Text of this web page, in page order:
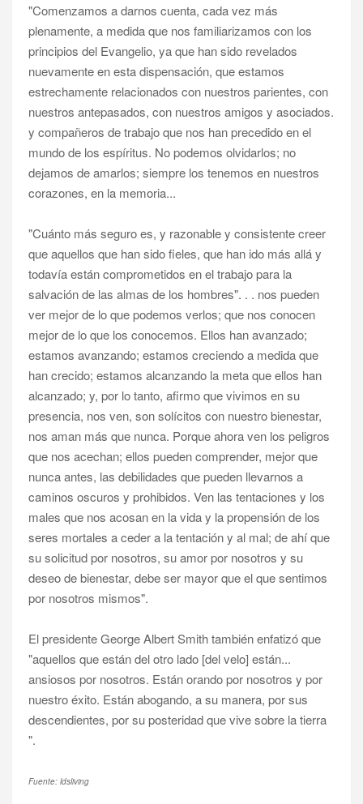
"Comenzamos a darnos cuenta, cada vez más
plenamente, a medida que nos familiarizamos con los
principios del Evangelio, ya que han sido revelados
nuevamente en esta dispensación, que estamos
estrechamente relacionados con nuestros parientes, con
nuestros antepasados, con nuestros amigos y asociados.
y compañeros de trabajo que nos han precedido en el
mundo de los espíritus. No podemos olvidarlos; no
dejamos de amarlos; siempre los tenemos en nuestros
corazones, en la memoria...
"Cuánto más seguro es, y razonable y consistente creer
que aquellos que han sido fieles, que han ido más allá y
todavía están comprometidos en el trabajo para la
salvación de las almas de los hombres". . . nos pueden
ver mejor de lo que podemos verlos; que nos conocen
mejor de lo que los conocemos. Ellos han avanzado;
estamos avanzando; estamos creciendo a medida que
han crecido; estamos alcanzando la meta que ellos han
alcanzado; y, por lo tanto, afirmo que vivimos en su
presencia, nos ven, son solícitos con nuestro bienestar,
nos aman más que nunca. Porque ahora ven los peligros
que nos acechan; ellos pueden comprender, mejor que
nunca antes, las debilidades que pueden llevarnos a
caminos oscuros y prohibidos. Ven las tentaciones y los
males que nos acosan en la vida y la propensión de los
seres mortales a ceder a la tentación y al mal; de ahí que
su solicitud por nosotros, su amor por nosotros y su
deseo de bienestar, debe ser mayor que el que sentimos
por nosotros mismos".
El presidente George Albert Smith también enfatizó que
"aquellos que están del otro lado [del velo] están...
ansiosos por nosotros. Están orando por nosotros y por
nuestro éxito. Están abogando, a su manera, por sus
descendientes, por su posteridad que vive sobre la tierra
".
Fuente: ldsliving